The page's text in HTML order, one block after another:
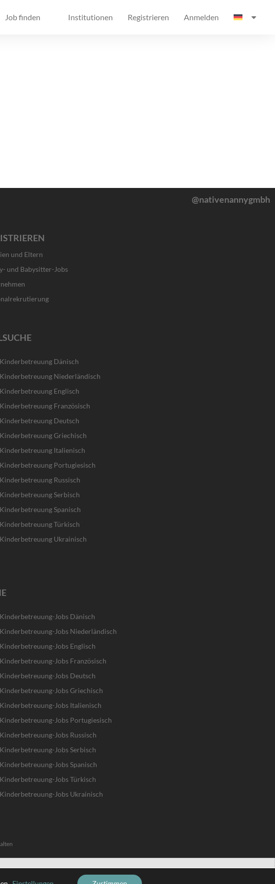
Job finden Institutionen Registrieren Anmelden
@nativenannygmbh
und Eltern
und Babysitter-Jobs
Dänisch
Niederländisch
Englisch
Französisch
Deutsch
Griechisch
Italienisch
Portugiesisch
Russisch
Serbisch
Spanisch
Türkisch
Ukrainisch
Jobs Dänisch
Jobs Niederländisch
Jobs Englisch
Jobs Französisch
Jobs Deutsch
Jobs Griechisch
Jobs Italienisch
Jobs Portugiesisch
Jobs Russisch
Jobs Serbisch
Jobs Spanisch
Jobs Türkisch
Jobs Ukrainisch